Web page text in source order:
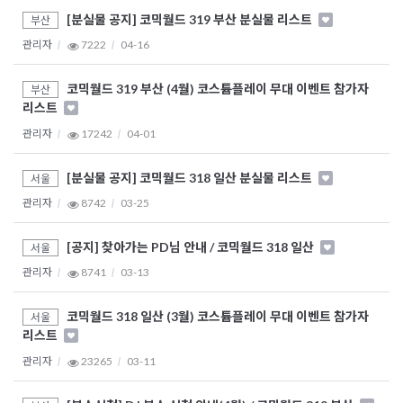
부산 [분실물 공지] 코믹월드 319 부산 분실물 리스트
관리자 7222 04-16
부산
코믹월드 319 부산 (4월) 코스튬플레이 무대 이벤트 참가자
리스트
관리자 17242 04-01
서울 [분실물 공지] 코믹월드 318 일산 분실물 리스트
관리자 8742 03-25
서울 [공지] 찾아가는 PD님 안내 / 코믹월드 318 일산
관리자 8741 03-13
서울
코믹월드 318 일산 (3월) 코스튬플레이 무대 이벤트 참가자
리스트
관리자 23265 03-11